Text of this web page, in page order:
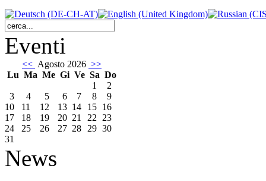
Eventi
<< Agosto 2026 >>
Lu Ma Me Gi Ve Sa Do
1
2
3
4 5 6 7 8
9
10
11 12 13 14 15 16
17
18 19 20 21 22 23
24
25 26 27 28 29 30
31
News